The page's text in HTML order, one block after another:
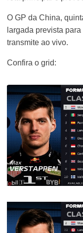
O GP da China,
largada prevista
transmite ao vivo.
Confira o grid: